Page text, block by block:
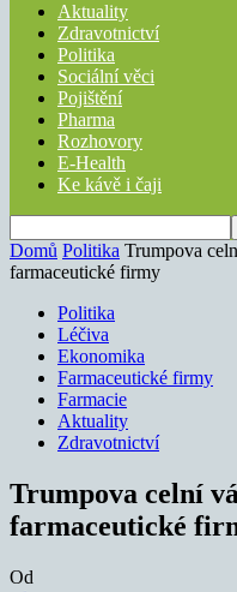
Aktuality
Zdravotnictví
Politika
Sociální věci
Pojištění
Pharma
Rozhovory
E-Health
Ke kávě i čaji
Domů Politika Trumpova
farmaceutické firmy
Politika
Léčiva
Ekonomika
Farmaceutické firmy
Farmacie
Aktuality
Zdravotnictví
Trumpova celní
farmaceutické
Od